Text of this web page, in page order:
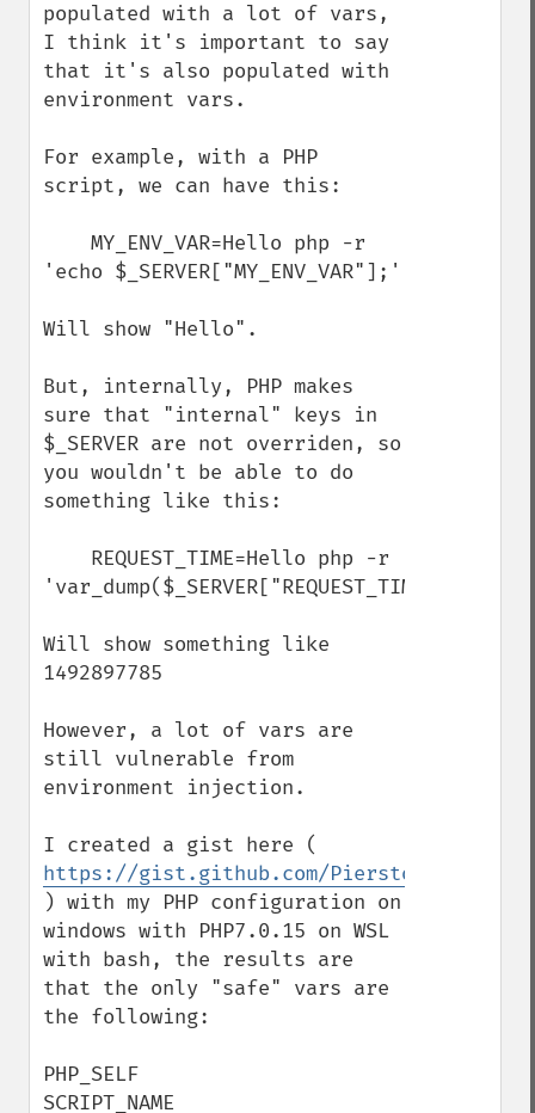
populated with a lot of vars,
I think it's important to say
that it's also populated with
environment vars.
For example, with a PHP
script, we can have this:
'echo $_SERVER["MY_ENV_VAR"];'
Will show "Hello".
But, internally, PHP makes
sure that "internal" keys in
$_SERVER are not overriden, so
you wouldn't be able to do
something like this:
'var_dump($_SERVER["REQUEST_TIME"]);'
Will show something like
1492897785
However, a lot of vars are
still vulnerable from
environment injection.
https://gist.github.com/Pierstoval/
) with my PHP configuration on
windows with PHP7.0.15 on WSL
with bash, the results are
that the only "safe" vars are
the following:
PHP_SELF
SCRIPT_NAME